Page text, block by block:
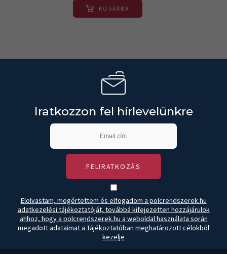
KOSÁRBA
Iratkozzon fel hírlevelünkre
FELIRATKOZÁS
Elolvastam, megértettem és elfogadom a polcrendszerek.hu
adatkezelési tájékoztatóját, továbbá kifejezetten hozzájárulok
ahhoz, hogy a polcrendszerek.hu a weboldal használata során
megadott adataimat a Tájékoztatóban meghatározott célokból
kezelje